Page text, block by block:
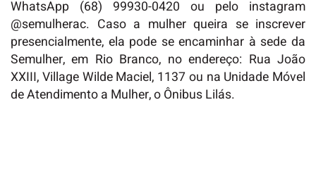
WhatsApp (68) 99930-0420 ou pelo instagram
@semulherac. Caso a mulher queira se inscrever
presencialmente, ela pode se encaminhar à sede da
Semulher, em Rio Branco, no endereço: Rua João
XXIII, Village Wilde Maciel, 1137 ou na Unidade Móvel
de Atendimento a Mulher, o Ônibus Lilás.